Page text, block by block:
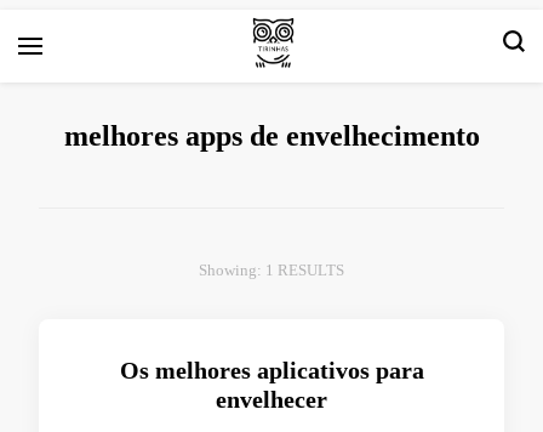
Tirinha.com
melhores apps de envelhecimento
Showing: 1 RESULTS
Os melhores aplicativos para
envelhecer